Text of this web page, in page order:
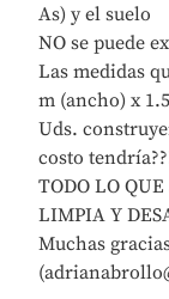
As) y el suelo
NO se puede
Las medidas
m (ancho) x
Uds.
costo
TODO LO
LIMPIA Y
Muchas